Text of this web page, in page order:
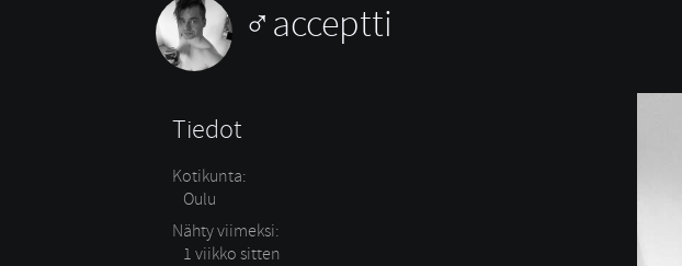
acceptti
Tiedot
Kotikunta:
Oulu
Nähty viimeksi:
1 viikko sitten